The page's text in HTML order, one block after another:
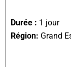
Durée : 1 jour
Région: Grand